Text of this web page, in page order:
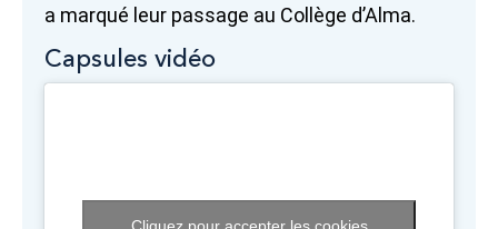
a marqué leur passage au Collège d’Alma.
Capsules vidéo